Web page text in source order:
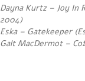
Dayna Kurtz – Joy In
2004)
Eska – Gatekeeper
Galt MacDermot –